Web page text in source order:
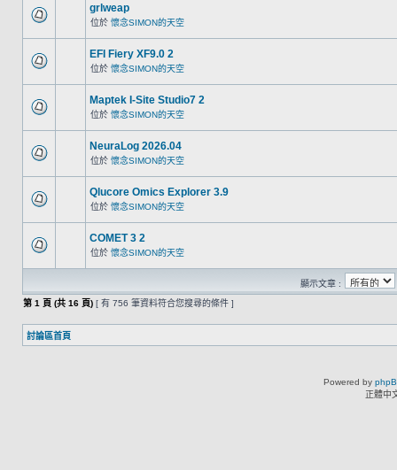
grlweap
位於 懷念SIMON的天空
EFI Fiery XF9.0 2
位於 懷念SIMON的天空
Maptek I-Site Studio7 2
位於 懷念SIMON的天空
NeuraLog 2026.04
位於 懷念SIMON的天空
Qlucore Omics Explorer 3.9
位於 懷念SIMON的天空
COMET 3 2
位於 懷念SIMON的天空
顯示文章 :
第 1 頁 (共 16 頁) [ 有 756 筆資料符合您搜尋的條件 ]
討論區首頁
Powered by
正體中